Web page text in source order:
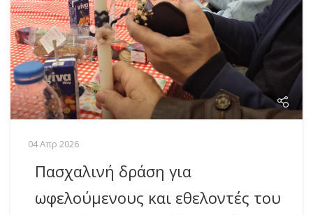
04 Απρ 2026
Πασχαλινή δράση για
ωφελούμενους και εθελοντές του